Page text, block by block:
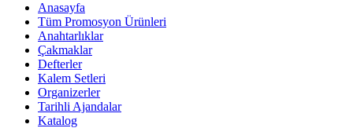
Promosyon Şapka
Promosyon Sekreter Bloknotlar
Promosyon Seramik ve Porselen Ürünler
Promosyon Speakerlar
Promosyon Tarihli Ajandalar
Promosyon Teknoloji Ürünleri
Promosyon Telefon Standları
Promosyon Termoslar
Promosyon Tişörtler
Anasayfa
Tüm Promosyon Ürünleri
Anahtarlıklar
Çakmaklar
Defterler
Kalem Setleri
Organizerler
Tarihli Ajandalar
Katalog